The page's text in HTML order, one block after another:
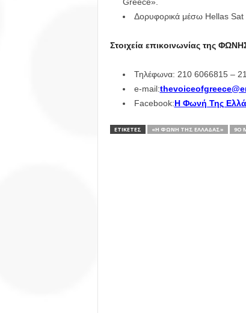
Greece».
Δορυφορικά μέσω Hellas Sat
Στοιχεία επικοινωνίας της
Τηλέφωνα: 210 6066815 –
e-mail:
Facebook:Η Φωνή Της
ΕΤΙΚΕΤΕΣ «Η ΦΩΝΉ ΤΗΣ ΕΛΛΆΔΑΣ» 9Ο